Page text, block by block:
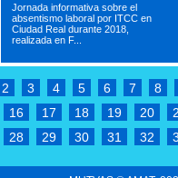
Jornada informativa sobre el
absentismo laboral por ITCC en
Ciudad Real durante 2018,
realizada en F...
2 3 4 5 6 7
8
16 17 18 19 20
28 29 30 31 32